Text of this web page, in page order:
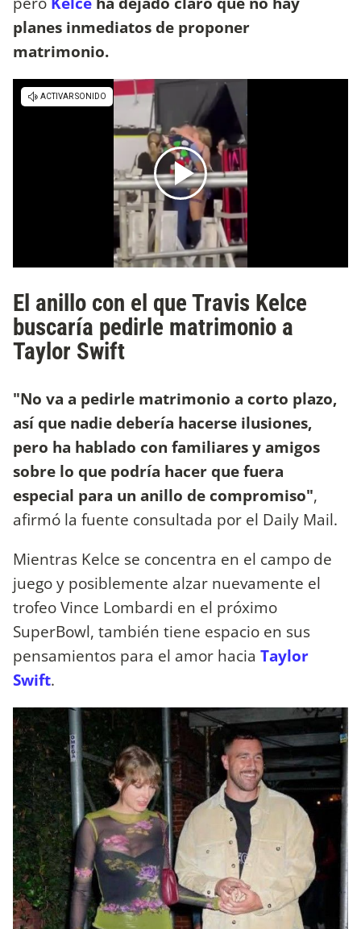
planes inmediatos de proponer
matrimonio.
El anillo con el que Travis Kelce
buscaría pedirle matrimonio a
Taylor Swift
"No va a pedirle matrimonio a corto plazo,
así que nadie debería hacerse ilusiones,
pero ha hablado con familiares y amigos
sobre lo que podría hacer que fuera
especial para un anillo de compromiso",
afirmó la fuente consultada por el Daily Mail.
Mientras Kelce se concentra en el campo de
juego y posiblemente alzar nuevamente el
trofeo Vince Lombardi en el próximo
SuperBowl, también tiene espacio en sus
pensamientos para el amor hacia Taylor
Swift.